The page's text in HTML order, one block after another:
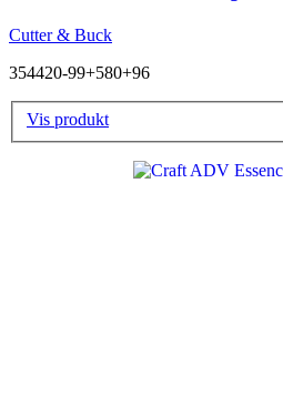
Cutter & Buck
354420-99+580+96
Vis produkt